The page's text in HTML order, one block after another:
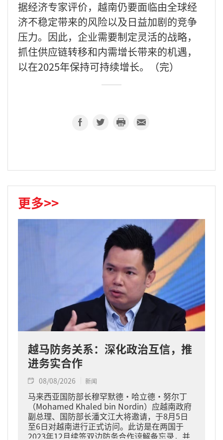
据经济专家评价，越南仍要面临由全球经
济不稳定带来的风险以及日益加剧的竞争
压力。因此，企业需要制定灵活的战略，
抓住供应链转移和内需增长带来的机遇，
以在2025年保持可持续增长。（完）
更多>>
越马防务关系：深化政治互信，推
进务实合作
08/08/2026 新闻
马来西亚国防部长穆罕默德·哈立德·努尔丁
（Mohamed Khaled bin Nordin）应越南政府
副总理、国防部长潘文江大将邀请，于8月5日
至6日对越南进行正式访问。此访是在两国于
2023年12月续签双边防务合作谅解备忘录，并